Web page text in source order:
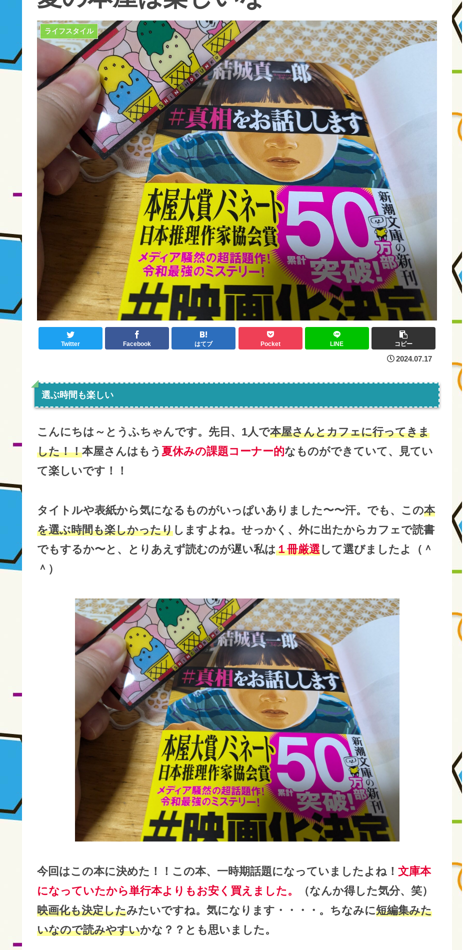
ライフスタイル
Twitter Facebook はてブ Pocket LINE コピー
2024.07.17
選ぶ時間も楽しい
こんにちは～とうふちゃんです。先日、1人で本屋さんとカフェに行ってきま
した！！本屋さんはもう 夏休みの課題コーナー的なものができていて、見てい
て楽しいです！！
タイトルや表紙から気になるものがいっぱいありました〜〜汗。でも、この本
を選ぶ時間も楽しかったりしますよね。せっかく、外に出たからカフェで読書
でもするか〜と、とりあえず読むのが遅い私は１冊厳選して選びましたよ（＾
＾）
今回はこの本に決めた！！この本、一時期話題になっていましたよね！ 文庫本
になっていたから単行本よりもお安く買えました。
（なんか得した気分、笑）
映画化も決定したみたいですね。気になります・・・・。ちなみに短編集みた
いなので読みやすいかな？？とも思いました。